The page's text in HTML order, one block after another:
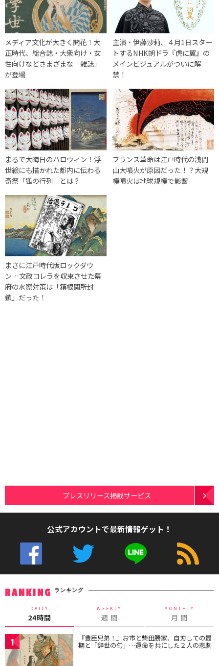
メディア文化が大きく開花！大
正時代、総合誌・大衆向け・女
性向けなどさまざまな「雑誌」
が登場
主演・伊藤沙莉、４月1日スター
トするNHK朝ドラ『虎に翼』の
メインビジュアルがついに解
禁！
まるで大晦日のハロウィン！浮
世絵にも描かれた都内に伝わる
奇祭「狐の行列」とは？
フランス革命は江戸時代の浅間
山大噴火が原因だった！？大規
模噴火は地球規模で影響
まさに江戸時代版ロックダウ
ン…文政コレラを収束させた幕
府の水際対策は「箱根関所封
鎖」だった！
プレスリリース掲載サービス
公式アカウントで最新情報ゲット！
RANKING ランキング
DAILY
24時間
WEEKLY
週 間
MONTHLY
月 間
1 『豊臣兄弟！』お市と柴田勝家、自刃しての最
期と「辞世の句」…運命を共にした２人の悲劇